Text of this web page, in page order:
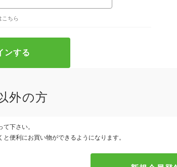
こちら
外の方
下さい。
便利にお買い物ができるようになります。